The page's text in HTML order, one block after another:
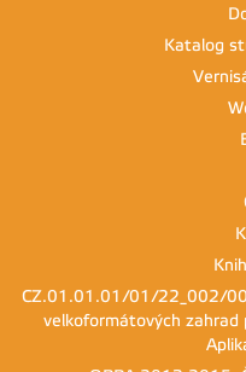
Katalog
CZ.01.01.01/01/22_002/
velkoformátových zahrad